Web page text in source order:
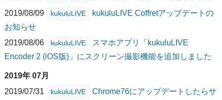
2019/08/09 kukuluLIVE
kukuluLIVE Coffretアップデートの
お知らせ
2019/08/06
kukuluLIVE
スマホアプリ「kukuluLIVE
Encoder 2 (iOS版)」にスクリーン撮影機能を追加しました
2019年 07月
2019/07/31
kukuluLIVE
Chrome76にアップデートしたらサ